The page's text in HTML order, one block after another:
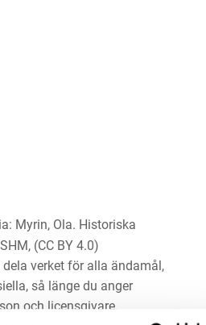
Myrin, Ola. Historiska
(CC BY 4.0)
verket för alla ändamål,
så länge du anger
och licensgivare.